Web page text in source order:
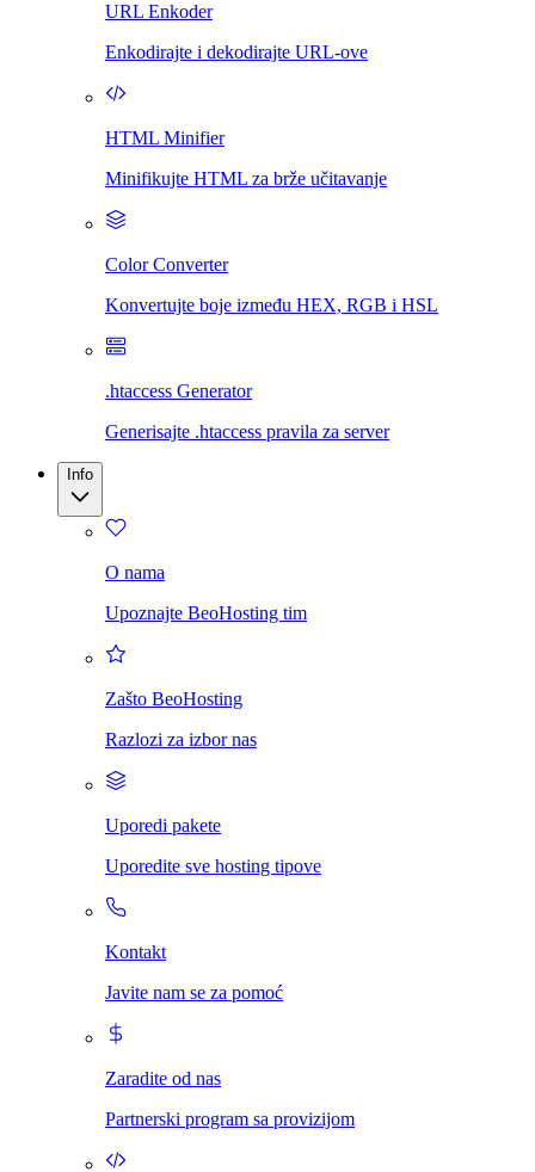
URL Enkoder
Enkodirajte i dekodirajte URL-ove
HTML Minifier
Minifikujte HTML za brže učitavanje
Color Converter
Konvertujte boje između HEX, RGB i HSL
.htaccess Generator
Generisajte .htaccess pravila za server
Info
O nama
Upoznajte BeoHosting tim
Zašto BeoHosting
Razlozi za izbor nas
Uporedi pakete
Uporedite sve hosting tipove
Kontakt
Javite nam se za pomoć
Zaradite od nas
Partnerski program sa provizijom